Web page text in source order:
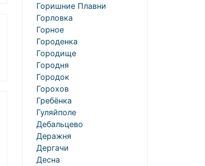
Горишние Плавни
Горловка
Горное
Городенка
Городище
Городня
Городок
Горохов
Гребёнка
Гуляйполе
Дебальцево
Деражня
Дергачи
Десна